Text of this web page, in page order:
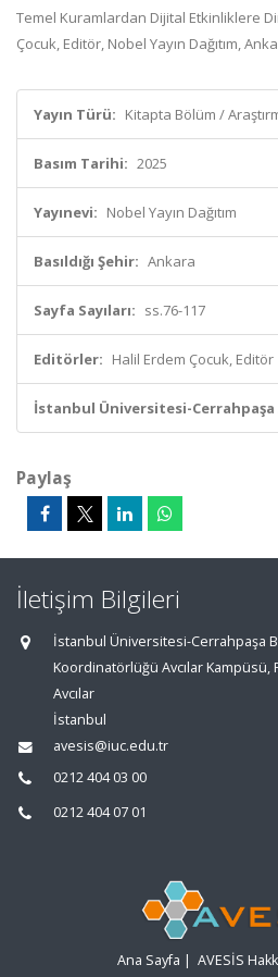
Temel Kuramlardan Dijital Etkinliklere
Çocuk, Editör, Nobel Yayın Dağıtım,
Yayın Türü: Kitapta Bölüm /
Basım Tarihi: 2025
Yayınevi: Nobel Yayın Dağıtım
Basıldığı Şehir: Ankara
Sayfa Sayıları: ss.76-117
Editörler: Halil Erdem Çocuk, Editör
İstanbul Üniversitesi-Cerrahpaşa
Paylaş
İletişim Bilgileri
İstanbul Üniversitesi-Cerrahpaşa
Koordinatörlüğü Avcılar Kampüsü,
Avcılar
İstanbul
avesis@iuc.edu.tr
0212 404 03 00
0212 404 07 01
Ana Sayfa | AVESİS